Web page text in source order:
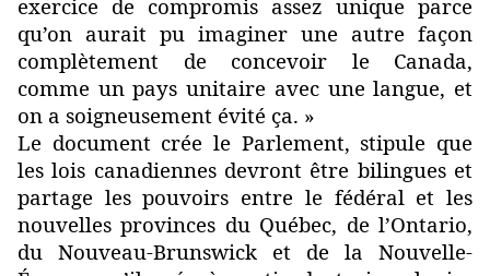
exercice de compromis assez unique parce
qu’on aurait pu imaginer une autre façon
complètement de concevoir le Canada,
comme un pays unitaire avec une langue, et
on a soigneusement évité ça. »
Le document crée le Parlement, stipule que
les lois canadiennes devront être bilingues et
partage les pouvoirs entre le fédéral et les
nouvelles provinces du Québec, de l’Ontario,
du Nouveau-Brunswick et de la Nouvelle-